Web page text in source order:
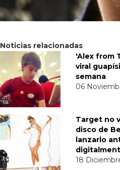
Noticias relacionadas
'Alex from
viral
semana
06
Target no
disco de
lanzarlo
18